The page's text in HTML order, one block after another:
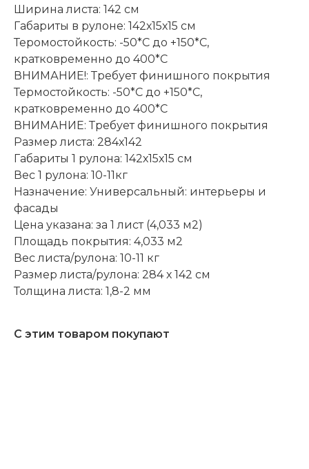
Ширина листа: 142 см
Габариты в рулоне: 142х15х15 см
Теромостойкость: -50*С до +150*С,
кратковременно до 400*C
ВНИМАНИЕ!: Требует финишного покрытия
Термостойкость: -50*С до +150*С,
кратковременно до 400*C
ВНИМАНИЕ: Требует финишного покрытия
Размер листа: 284х142
Габариты 1 рулона: 142х15х15 см
Вес 1 рулона: 10-11кг
Назначение: Универсальный: интерьеры и
фасады
Цена указана: за 1 лист (4,033 м2)
Площадь покрытия: 4,033 м2
Вес листа/рулона: 10-11 кг
Размер листа/рулона: 284 х 142 см
Толщина листа: 1,8-2 мм
С этим товаром покупают